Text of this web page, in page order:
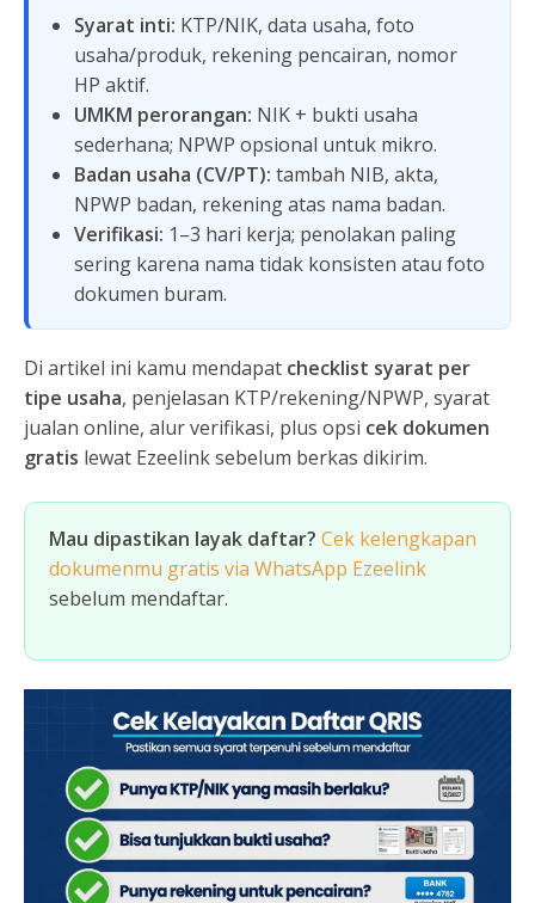
Syarat inti: KTP/NIK, data usaha, foto
usaha/produk, rekening pencairan, nomor
HP aktif.
UMKM perorangan: NIK + bukti usaha
sederhana; NPWP opsional untuk mikro.
Badan usaha (CV/PT): tambah NIB, akta,
NPWP badan, rekening atas nama badan.
Verifikasi: 1–3 hari kerja; penolakan paling
sering karena nama tidak konsisten atau foto
dokumen buram.
Di artikel ini kamu mendapat checklist syarat per
tipe usaha, penjelasan KTP/rekening/NPWP, syarat
jualan online, alur verifikasi, plus opsi cek dokumen
gratis lewat Ezeelink sebelum berkas dikirim.
Mau dipastikan layak daftar? Cek kelengkapan
dokumenmu gratis via WhatsApp Ezeelink
sebelum mendaftar.